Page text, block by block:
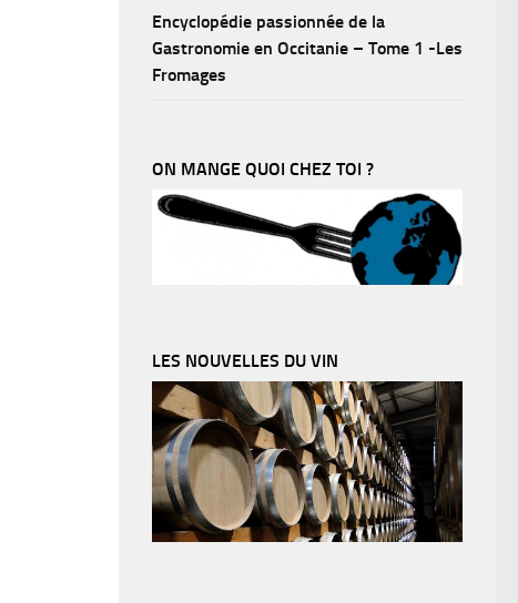
Encyclopédie passionnée de la
Gastronomie en Occitanie – Tome 1 -Les
Fromages
ON MANGE QUOI CHEZ TOI ?
LES NOUVELLES DU VIN